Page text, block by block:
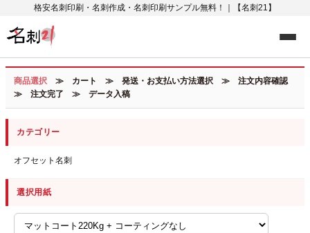
格安名刺印刷・名刺作成・名刺印刷サンプル無料！｜【名刺21】
商品選択 ≫ カート ≫ 発送・お支払い方法選択 ≫ 注文内容確認
≫ 注文完了 ≫ データ入稿
カテゴリー
オフセット名刺
選択用紙